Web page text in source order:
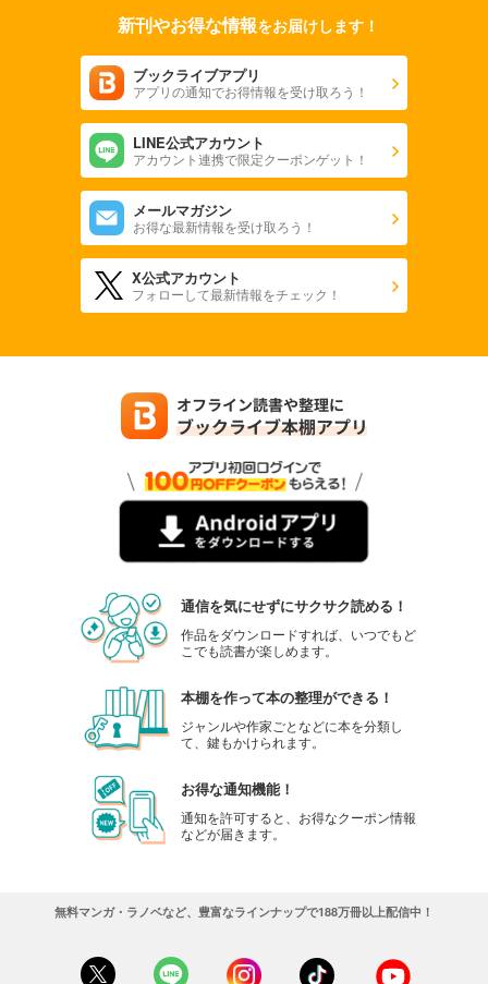
あらすじを表示する
BLEACH カラー版 59
695円 (税込)
完結
あらすじを表示する
BLEACH カラー版 60
あらすじを表示する
695
円 (税込)
完結
あらすじを表示する
BLEACH カラー版 62
695円 (税込)
完結
あらすじを表示する
695円 (税込)
完結
BLEACH カラー版 64
新刊やお得な情報をお届けします！
ブックライブアプリ
アプリの通知でお得情報を受け取ろう！
LINE公式アカウント
アカウント連携で限定クーポンゲット！
メールマガジン
お得な最新情報を受け取ろう！
X公式アカウント
フォローして最新情報をチェック！
通信を気にせずにサクサク読める！
作品をダウンロードすれば、いつでもど
こでも読書が楽しめます。
本棚を作って本の整理ができる！
ジャンルや作家ごとなどに本を分類し
て、鍵もかけられます。
お得な通知機能！
通知を許可すると、お得なクーポン情報
などが届きます。
無料マンガ・ラノベなど、豊富なラインナップで188万冊以上配信中！